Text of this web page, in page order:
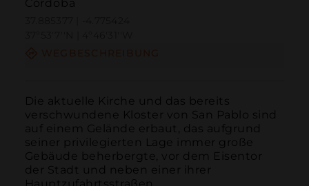
Córdoba
Die aktuelle Kirche und das bereits
verschwundene Kloster von San Pablo sind
auf einem Gelände erbaut, das aufgrund
seiner privilegierten Lage immer große
Gebäude beherbergte, vor dem Eisentor
der Stadt und neben einer ihrer